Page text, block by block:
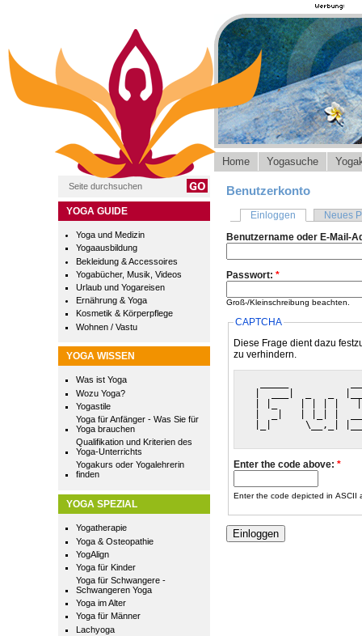
YOGA GUIDE
Yoga und Medizin
Yogaausbildung
Bekleidung & Accessoires
Yogabücher, Musik, Videos
Urlaub und Yogareisen
Ernährung & Yoga
Kosmetik & Körperpflege
Wohnen / Vastu
YOGA WISSEN
Was ist Yoga
Wozu Yoga?
Yogastile
Yoga für Anfänger - Was Sie für
Yoga brauchen
Qualifikation und Kriterien des
Yoga-Unterrichts
Yogakurs oder Yogalehrerin
finden
YOGA SPEZIAL
Yogatherapie
Yoga & Osteopathie
YogAlign
Yoga für Kinder
Yoga für Schwangere -
Schwangeren Yoga
Yoga im Alter
Yoga für Männer
Lachyoga
Home Yogasuche
Benutzerkonto
Einloggen
Neues
Benutzername oder E-Mail-
Passwort: *
Groß-/Kleinschreibung beachten.
CAPTCHA
Diese Frage dient dazu
zu verhindern.
|_|      \__,_|
Enter the code above: *
Enter the code depicted in ASCII